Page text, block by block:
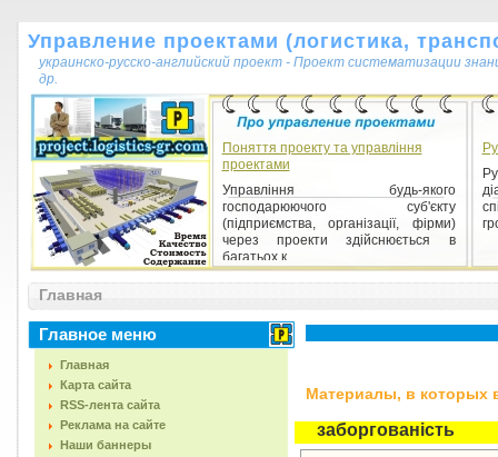
Управление проектами (логистика,
украинско-русско-английский проект - Проект систематизации
др.
Поняття проекту та управління
проектами
Управління будь-якого
господарюючого суб'єкту
(підприємства, організації, фірми)
через проекти здійснюється в
багатьох к...
Главная
Главное меню
Главная
Карта сайта
RSS-лента сайта
Реклама на сайте
Наши баннеры
Материалы, в которых
заборгованість